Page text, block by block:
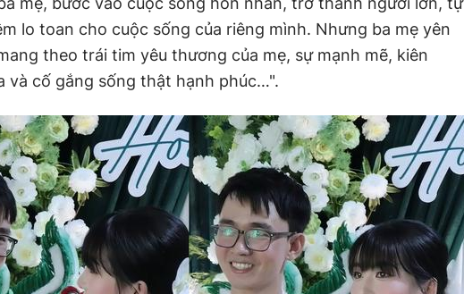
lo toan cho cuộc sống của riêng mình. Nhưng ba mẹ yên
theo trái tim yêu thương của mẹ, sự mạnh mẽ, kiên
và cố gắng sống thật hạnh phúc…".